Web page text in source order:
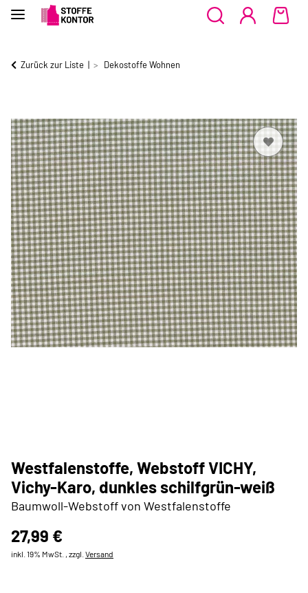
Zurück zur Liste Dekostoffe Wohnen
Westfalenstoffe, Webstoff VICHY,
Vichy-Karo, dunkles schilfgrün-weiß
Baumwoll-Webstoff von Westfalenstoffe
27,99 €
inkl. 19% MwSt. , zzgl. Versand